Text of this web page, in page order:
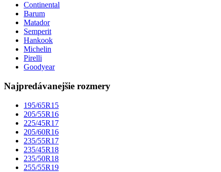
Continental
Barum
Matador
Semperit
Hankook
Michelin
Pirelli
Goodyear
Najpredávanejšie rozmery
195/65R15
205/55R16
225/45R17
205/60R16
235/55R17
235/45R18
235/50R18
255/55R19